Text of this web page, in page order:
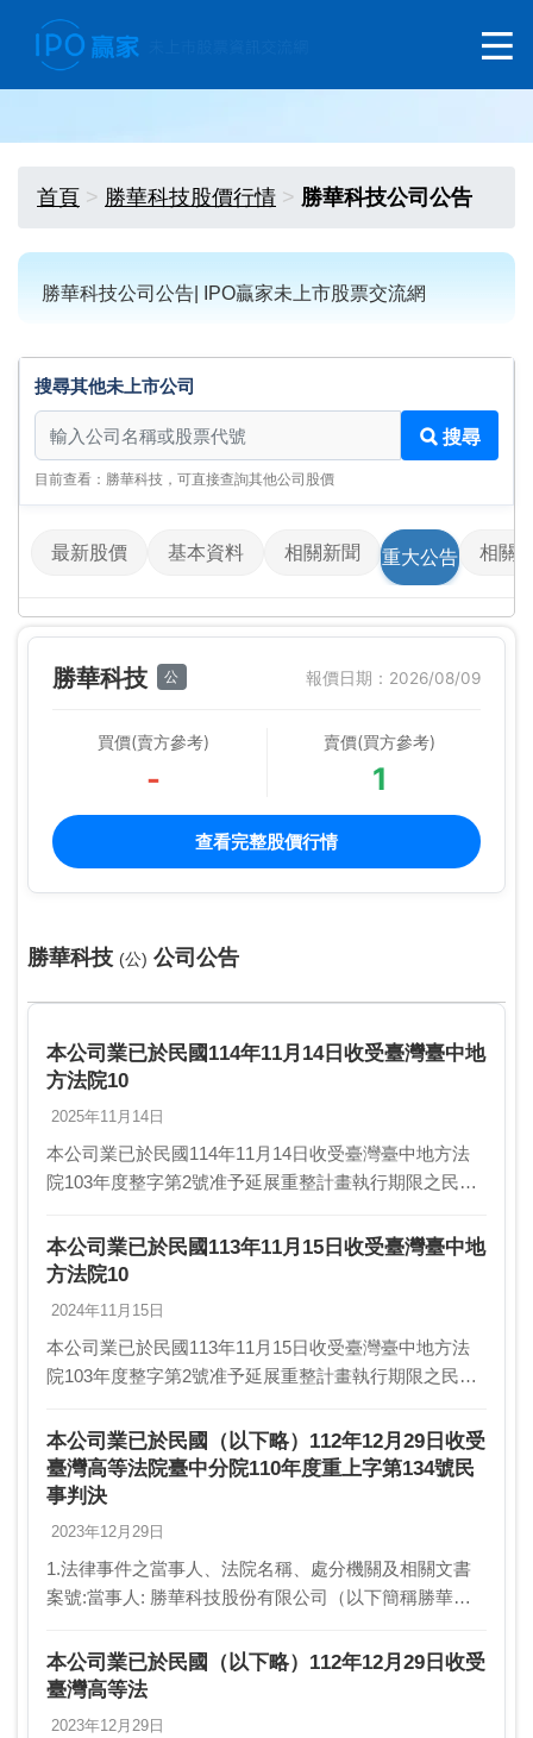
首頁 勝華科技股價行情 勝華科技公司公告
勝華科技公司公告| IPO贏家未上市股票交流網
搜尋其他未上市公司
搜尋其他未上市公司
搜尋
目前查看：勝華科技，可直接查詢其他公司股價
最新股價 基本資料 相關新聞 重大公告 相關
勝華科技 公 報價日期：2026/08/09
買價(賣方參考)
-
賣價(買方參考)
1
查看完整股價行情
勝華科技 (公) 公司公告
本公司業已於民國114年11月14日收受臺灣臺中地
方法院10
2025年11月14日
本公司業已於民國114年11月14日收受臺灣臺中地方法
院103年度整字第2號准予延展重整計畫執行期限之民事
文書案號:當事人: 勝華科技股份有限公司文…
本公司業已於民國113年11月15日收受臺灣臺中地
方法院10
2024年11月15日
本公司業已於民國113年11月15日收受臺灣臺中地方法
院103年度整字第2號准予延展重整計畫執行期限之民事
文書案號:當事人: 勝華科技股份有限公司文…
本公司業已於民國（以下略）112年12月29日收受
臺灣高等法院臺中分院110年度重上字第134號民
事判決
2023年12月29日
1.法律事件之當事人、法院名稱、處分機關及相關文書
案號:當事人: 勝華科技股份有限公司（以下簡稱勝華公
萬士達公司）文書名稱: 民事判決處分機關: 臺灣…
本公司業已於民國（以下略）112年12月29日收受
臺灣高等法
2023年12月29日